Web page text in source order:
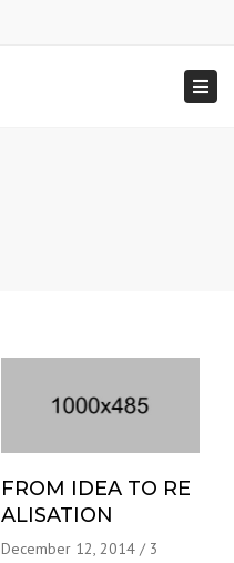
FROM IDEA TO RE
ALISATION
December 12, 2014 / 3